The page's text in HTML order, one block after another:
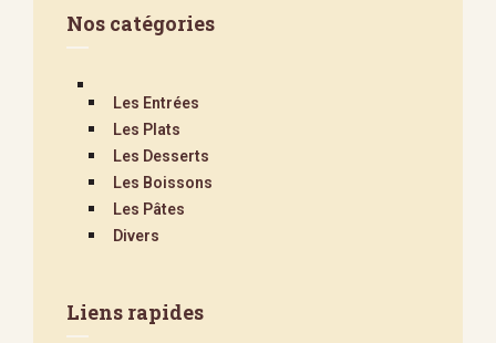
Nos catégories
Les Entrées
Les Plats
Les Desserts
Les Boissons
Les Pâtes
Divers
Liens rapides